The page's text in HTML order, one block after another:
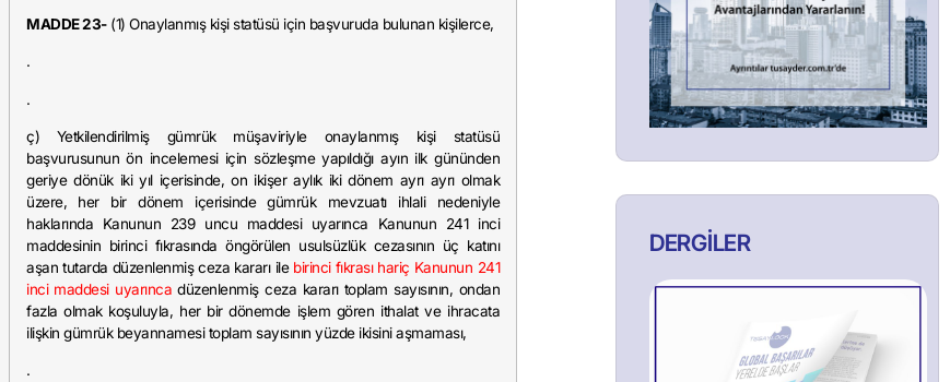
MADDE 23-(1) Onaylanmış kişi statüsü için başvuruda bulunan kişilerce,
.
.
ç) Yetkilendirilmiş gümrük müşaviriyle onaylanmış kişi statüsü
başvurusunun ön incelemesi için sözleşme yapıldığı ayın ilk gününden
geriye dönük iki yıl içerisinde, on ikişer aylık iki dönem ayrı ayrı olmak
üzere, her bir dönem içerisinde gümrük mevzuatı ihlali nedeniyle
haklarında Kanunun 239 uncu maddesi uyarınca Kanunun 241 inci
maddesinin birinci fıkrasında öngörülen usulsüzlük cezasının üç katını
aşan tutarda düzenlenmiş ceza kararı ile birinci fıkrası hariç Kanunun 241
inci maddesi uyarınca düzenlenmiş ceza kararı toplam sayısının, ondan
fazla olmak koşuluyla, her bir dönemde işlem gören ithalat ve ihracata
ilişkin gümrük beyannamesi toplam sayısının yüzde ikisini aşmaması,
.
DERGİLER